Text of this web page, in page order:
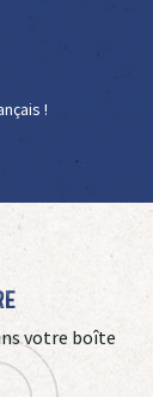
!
votre boîte